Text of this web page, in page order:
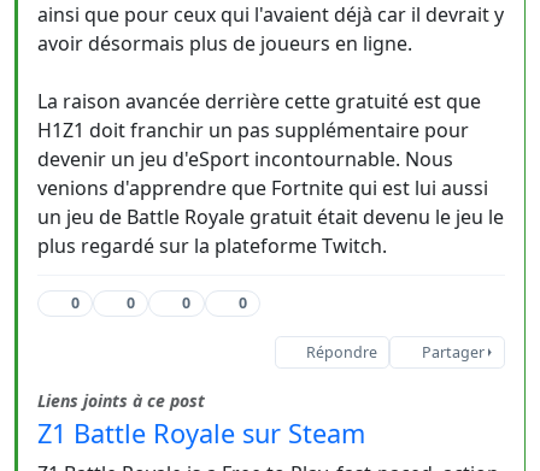
ainsi que pour ceux qui l'avaient déjà car il devrait y
avoir désormais plus de joueurs en ligne.
La raison avancée derrière cette gratuité est que
H1Z1 doit franchir un pas supplémentaire pour
devenir un jeu d'eSport incontournable. Nous
venions d'apprendre que Fortnite qui est lui aussi
un jeu de Battle Royale gratuit était devenu le jeu le
plus regardé sur la plateforme Twitch.
0 0 0 0
Répondre Partager
Liens joints à ce post
Z1 Battle Royale sur Steam